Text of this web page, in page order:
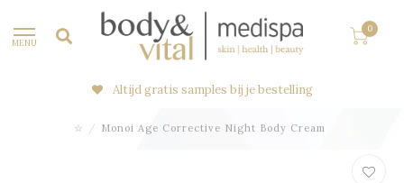
MENU
0
Altijd gratis samples bij je bestelling
☆ / Monoi Age Corrective Night Body Cream